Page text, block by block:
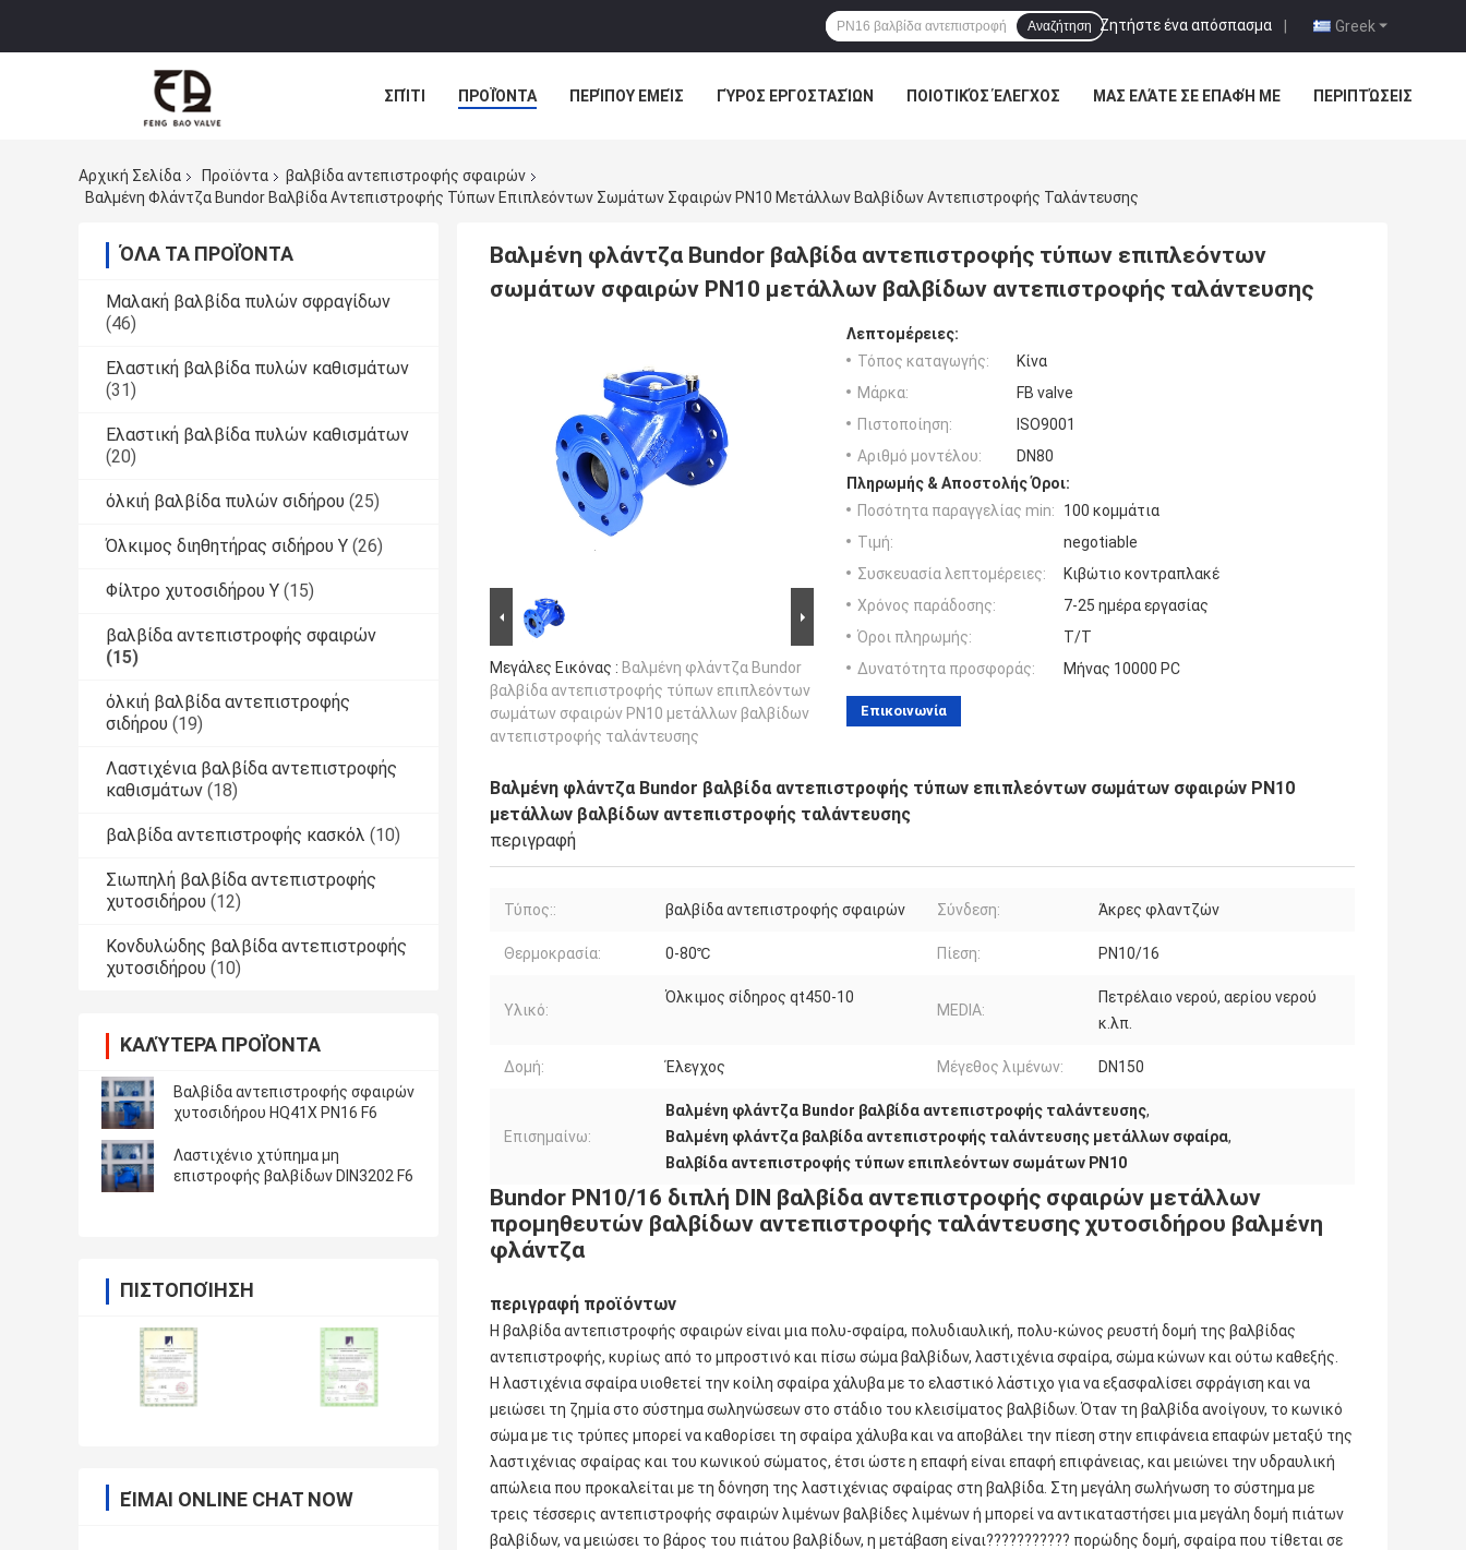
Greek
Ζητήστε ένα απόσπασμα |
Αναζήτηση
ΣΠΊΤΙ ΠΡΟΪΌΝΤΑ ΠΕΡΊΠΟΥ ΕΜΕΊΣ ΓΎΡΟΣ ΕΡΓΟΣΤΑΣΊΩΝ ΠΟΙΟΤΙΚΌΣ ΈΛΕΓΧΟΣ ΜΑΣ ΕΛΆΤΕ ΣΕ ΕΠΑΦΉ ΜΕ ΠΕΡΙΠΤΏΣΕΙΣ
Αρχική Σελίδα Προϊόντα
βαλβίδα αντεπιστροφής σφαιρών
Βαλμένη Φλάντζα Bundor Βαλβίδα Αντεπιστροφής Τύπων Επιπλεόντων Σωμάτων Σφαιρών PN10 Μετάλλων Βαλβίδων Αντεπιστροφής Ταλάντευσης
ΌΛΑ ΤΑ ΠΡΟΪΌΝΤΑ
Μαλακή βαλβίδα πυλών σφραγίδων
(46)
Ελαστική βαλβίδα πυλών καθισμάτων
(31)
Ελαστική βαλβίδα πυλών καθισμάτων
(20)
όλκιή βαλβίδα πυλών σιδήρου (25)
Όλκιμος διηθητήρας σιδήρου Υ (26)
Φίλτρο χυτοσιδήρου Υ (15)
βαλβίδα αντεπιστροφής σφαιρών
(15)
όλκιή βαλβίδα αντεπιστροφής
σιδήρου (19)
Λαστιχένια βαλβίδα αντεπιστροφής
καθισμάτων (18)
βαλβίδα αντεπιστροφής κασκόλ (10)
Σιωπηλή βαλβίδα αντεπιστροφής
χυτοσιδήρου (12)
Κονδυλώδης βαλβίδα αντεπιστροφής
χυτοσιδήρου (10)
ΚΑΛΎΤΕΡΑ ΠΡΟΪΌΝΤΑ
Βαλβίδα αντεπιστροφής σφαιρών
χυτοσιδήρου HQ41X PN16 F6
Λαστιχένιο χτύπημα μη
επιστροφής βαλβίδων DIN3202 F6
ΠΙΣΤΟΠΟΊΗΣΗ
ΕΊΜΑΙ ONLINE CHAT NOW
Βαλμένη φλάντζα Bundor βαλβίδα αντεπιστροφής τύπων επιπλεόντων
σωμάτων σφαιρών PN10 μετάλλων βαλβίδων αντεπιστροφής ταλάντευσης
Μεγάλες Εικόνας : Βαλμένη φλάντζα Bundor
βαλβίδα αντεπιστροφής τύπων επιπλεόντων
σωμάτων σφαιρών PN10 μετάλλων βαλβίδων
αντεπιστροφής ταλάντευσης
Λεπτομέρειες:
Τόπος καταγωγής:
Κίνα
Μάρκα:
FB valve
Πιστοποίηση:
ISO9001
Αριθμό μοντέλου:
DN80
Πληρωμής & Αποστολής Όροι:
Ποσότητα παραγγελίας min:
100 κομμάτια
Τιμή:
negotiable
Συσκευασία λεπτομέρειες:
Κιβώτιο κοντραπλακέ
Χρόνος παράδοσης:
7-25 ημέρα εργασίας
Όροι πληρωμής:
T/T
Δυνατότητα προσφοράς:
Μήνας 10000 PC
Επικοινωνία
Βαλμένη φλάντζα Bundor βαλβίδα αντεπιστροφής τύπων επιπλεόντων σωμάτων σφαιρών PN10
μετάλλων βαλβίδων αντεπιστροφής ταλάντευσης
περιγραφή
Τύπος:: βαλβίδα αντεπιστροφής σφαιρών Σύνδεση: Άκρες φλαντζών
Θερμοκρασία: 0-80℃ Πίεση: PN10/16
Υλικό:
Όλκιμος σίδηρος qt450-10
MEDIA:
Πετρέλαιο νερού, αερίου νερού
κ.λπ.
Δομή: Έλεγχος Μέγεθος λιμένων: DN150
Επισημαίνω:
Βαλμένη φλάντζα Bundor βαλβίδα αντεπιστροφής ταλάντευσης,
Βαλμένη φλάντζα βαλβίδα αντεπιστροφής ταλάντευσης μετάλλων σφαίρα,
Βαλβίδα αντεπιστροφής τύπων επιπλεόντων σωμάτων PN10
Bundor PN10/16 διπλή DIN βαλβίδα αντεπιστροφής σφαιρών μετάλλων
προμηθευτών βαλβίδων αντεπιστροφής ταλάντευσης χυτοσιδήρου βαλμένη
φλάντζα
περιγραφή προϊόντων
Η βαλβίδα αντεπιστροφής σφαιρών είναι μια πολυ-σφαίρα, πολυδιαυλική, πολυ-κώνος ρευστή δομή της βαλβίδας
αντεπιστροφής, κυρίως από το μπροστινό και πίσω σώμα βαλβίδων, λαστιχένια σφαίρα, σώμα κώνων και ούτω καθεξής.
Η λαστιχένια σφαίρα υιοθετεί την κοίλη σφαίρα χάλυβα με το ελαστικό λάστιχο για να εξασφαλίσει σφράγιση και να
μειώσει τη ζημία στο σύστημα σωληνώσεων στο στάδιο του κλεισίματος βαλβίδων. Όταν τη βαλβίδα ανοίγουν, το κωνικό
σώμα με τις τρύπες μπορεί να καθορίσει τη σφαίρα χάλυβα και να αποβάλει την πίεση στην επιφάνεια επαφών μεταξύ της
λαστιχένιας σφαίρας και του κωνικού σώματος, έτσι ώστε η επαφή είναι επαφή επιφάνειας, και μειώνει την υδραυλική
απώλεια που προκαλείται με τη δόνηση της λαστιχένιας σφαίρας στη βαλβίδα. Στη μεγάλη σωλήνωση το σύστημα με
τρεις τέσσερις αντεπιστροφής σφαιρών λιμένων βαλβίδες λιμένων ή μπορεί να αντικαταστήσει μια μεγάλη δομή πιάτων
βαλβίδων, να μειώσει το βάρος του πιάτου βαλβίδων, η μετάβαση είναι??????????? πορώδης δομή, σφαίρα που τίθεται σε